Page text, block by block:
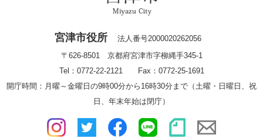
宮津市役所
法人番号2000020262056
〒626-8501 京都府宮津市字柳縄手345-1
Tel：0772-22-2121 Fax：0772-25-1691
開庁時間：月曜～金曜日の9時00分から16時30分まで（土曜・日曜日、祝
日、年末年始は閉庁）